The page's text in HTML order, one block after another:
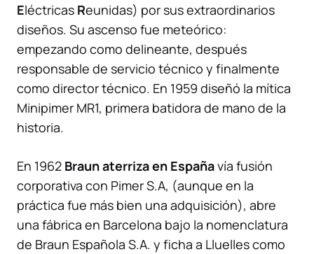
Eléctricas Reunidas) por sus extraordinarios
diseños. Su ascenso fue meteórico:
empezando como delineante, después
responsable de servicio técnico y finalmente
como director técnico. En 1959 diseñó la mítica
Minipimer MR1, primera batidora de mano de la
historia.
En 1962 Braun aterriza en Españavía fusión
corporativa con Pimer S.A, (aunque en la
práctica fue más bien una adquisición), abre
una fábrica en Barcelona bajo la nomenclatura
de Braun Española S.A. y ficha a Lluelles como